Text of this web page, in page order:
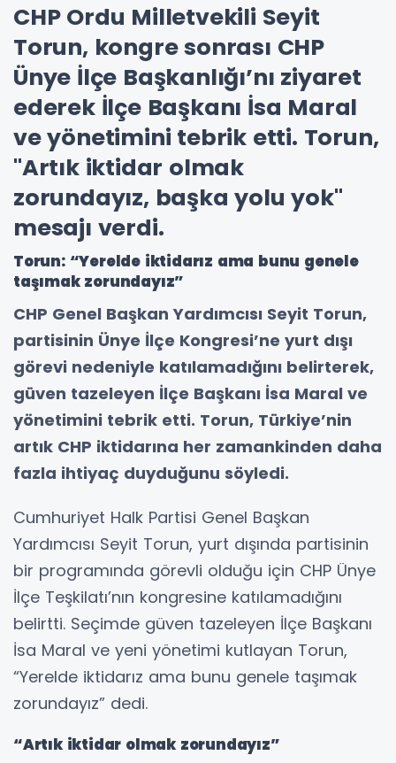
CHP Ordu Milletvekili Seyit
Torun, kongre sonrası CHP
Ünye İlçe Başkanlığı’nı ziyaret
ederek İlçe Başkanı İsa Maral
ve yönetimini tebrik etti. Torun,
"Artık iktidar olmak
zorundayız, başka yolu yok"
mesajı verdi.
Torun: “Yerelde iktidarız ama bunu genele
taşımak zorundayız”
CHP Genel Başkan Yardımcısı Seyit Torun,
partisinin Ünye İlçe Kongresi’ne yurt dışı
görevi nedeniyle katılamadığını belirterek,
güven tazeleyen İlçe Başkanı İsa Maral ve
yönetimini tebrik etti. Torun, Türkiye’nin
artık CHP iktidarına her zamankinden daha
fazla ihtiyaç duyduğunu söyledi.
Cumhuriyet Halk Partisi Genel Başkan
Yardımcısı Seyit Torun, yurt dışında partisinin
bir programında görevli olduğu için CHP Ünye
İlçe Teşkilatı’nın kongresine katılamadığını
belirtti. Seçimde güven tazeleyen İlçe Başkanı
İsa Maral ve yeni yönetimi kutlayan Torun,
“Yerelde iktidarız ama bunu genele taşımak
zorundayız” dedi.
“Artık iktidar olmak zorundayız”